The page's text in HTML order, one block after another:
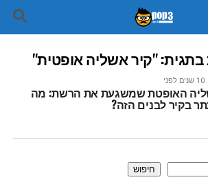
"קיר אשליה אופטית"
10 שנים לפני
האופטת שמשגעת את הרשת: מה
בקיר לבנים הזה?
חיפוש